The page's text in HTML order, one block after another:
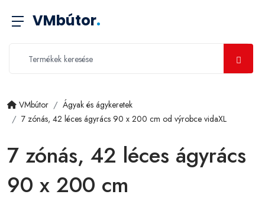
VMbútor.
VMbútor
Ágyak és ágykeretek
7 zónás, 42 léces ágyrács 90 x 200 cm od výrobce vidaXL
7 zónás, 42 léces ágyrács
90 x 200 cm